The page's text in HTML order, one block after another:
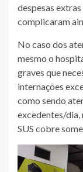
despesas
complicaram
No caso dos
mesmo o
graves que
internações
como sendo
excedentes/dia,
SUS cobre